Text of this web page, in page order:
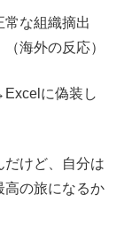
な組織摘出
海外の反応）
に偽装し
だけど、自分は
の旅になるか